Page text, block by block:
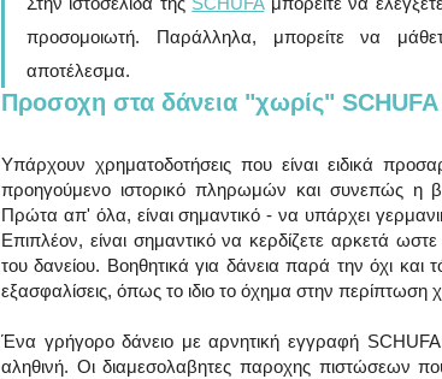
προσομοιωτή. Παράλληλα, μπορείτε να
αποτέλεσμα.
Προσοχη στα δάνεια "χωρίς" SCHUFA
Υπάρχουν χρηματοδοτήσεις που είναι ειδικά
προηγούμενο ιστορικό πληρωμών και συνεπώς η
Πρώτα απ' όλα, είναι σημαντικό - να υπάρχει
Επιπλέον, είναι σημαντικό να κερδίζετε αρκετά
του δανείου. Βοηθητικά για δάνεια παρά την όχι και
εξασφαλίσεις, όπως το ιδιο το όχημα στην περίπτωση
Ένα γρήγορο δάνειο με αρνητική εγγραφή
αληθινή. Οι διαμεσολαβητες παροχης πιστώσεων